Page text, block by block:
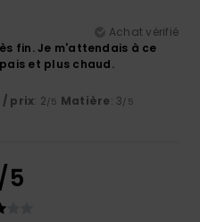
Achat vérifié
fin. Je m'attendais à ce
et plus chaud.
prix: 2/5 Matière: 3/5
/5